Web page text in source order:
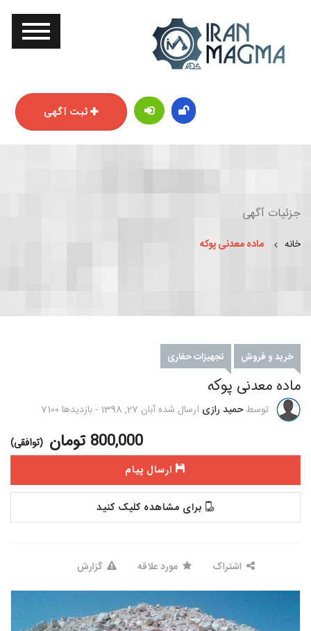
ثبت آگهی
جزئیات آگهی
خانه ماده معدنی پوکه
خرید و فروش تجهیزات حفاری
ماده معدنی پوکه
توسطحمید رازی ارسال شدهآبان 27, 1398 -بازدیدها7100
800,000 تومان (توافقی)
ارسال پیام
برای مشاهده کلیک کنید
اشتراک مورد علاقه گزارش